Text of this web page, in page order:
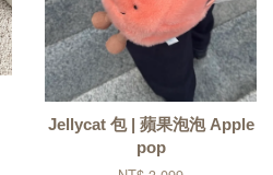
Jellycat 包 | 蘋果泡泡 Apple
pop